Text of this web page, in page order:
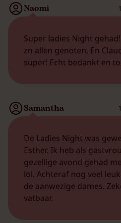
Naomi
Super ladies Night
zn allen genoten. En
super! Echt bedankt en
Samantha
De Ladies Night was
Esther. Ik heb als
gezellige avond gehad
lol. Achteraf nog veel
de aanwezige dames.
vatbaar.